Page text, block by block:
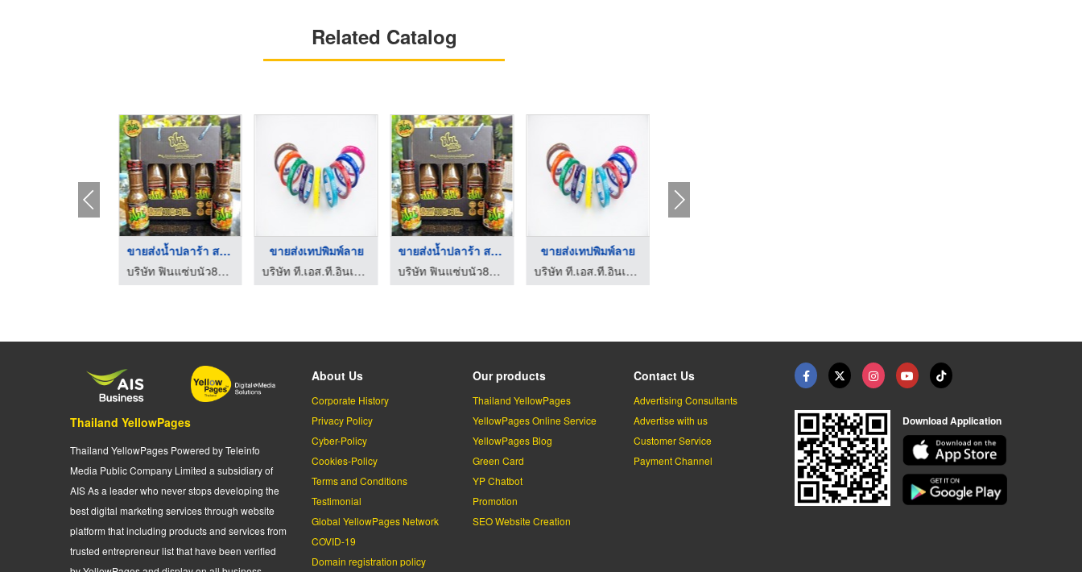
Related Catalog
ขายส่งน้ำปลาร้า สระบ ...
บริษัท ฟินแซ่บนัว88 จำกัด
ขายส่งเทปพิมพ์ลาย
บริษัท ที.เอส.ที.อินเตอร์ โปรดักส์ จำกัด
ขายส่งน้ำปลาร้า สระบ ...
บริษัท ฟินแซ่บนัว88 จำกัด
ขายส่งเทปพิมพ์ลาย
บริษัท ที.เอส.ที.อินเตอร์ โปรดักส์ จำกัด
Thailand YellowPages
Thailand YellowPages Powered by Teleinfo
Media Public Company Limited a subsidiary of
AIS As a leader who never stops developing the
best digital marketing services through website
platform that including products and services from
trusted entrepreneur list that have been verified
About Us
Corporate History
Privacy Policy
Cyber-Policy
Cookies-Policy
Terms and Conditions
Testimonial
Global YellowPages Network
COVID-19
Domain registration policy
Our products
Thailand YellowPages
YellowPages Online Service
YellowPages Blog
Green Card
YP Chatbot
Promotion
SEO Website Creation
Contact Us
Advertising Consultants
Advertise with us
Customer Service
Payment Channel
Download Application